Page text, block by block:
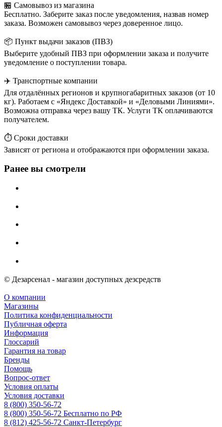
🏪 Самовывоз из магазина
Бесплатно. Заберите заказ после уведомления, назвав номер
заказа. Возможен самовывоз через доверенное лицо.
📦 Пункт выдачи заказов (ПВЗ)
Выберите удобный ПВЗ при оформлении заказа и получите
уведомление о поступлении товара.
✈️ Транспортные компании
Для отдалённых регионов и крупногабаритных заказов (от 10
кг). Работаем с «Яндекс Доставкой» и «Деловыми Линиями».
Возможна отправка через вашу ТК. Услуги ТК оплачиваются
получателем.
⏱️ Сроки доставки
Зависят от региона и отображаются при оформлении заказа.
Ранее вы смотрели
© Дезарсенал - магазин доступных дезсредств
О компании
Магазины
Политика конфиденциальности
Публичная оферта
Информация
Глоссарий
Гарантия на товар
Бренды
Помощь
Вопрос-ответ
Условия оплаты
Условия доставки
8 (800) 350-56-72
8 (800) 350-56-72 Бесплатно по РФ
8 (812) 425-56-72 Санкт-Петербург